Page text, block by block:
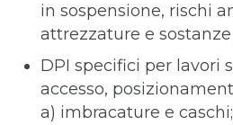
in sospensione, rischi
attrezzature e
DPI specifici per lavori
accesso,
a) imbracature e caschi;